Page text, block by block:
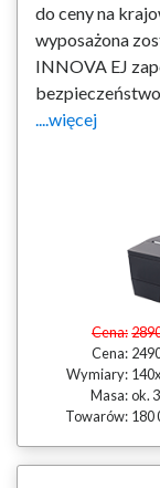
do ceny na
wyposażona
INNOVA EJ
....więcej
Cena:
Cena:
Wymiary:
Masa:ok.
Towarów: 180